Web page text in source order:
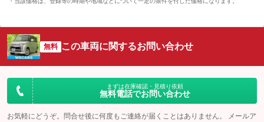
無料 この車両に関するお問い合わせ
まずは在庫確認・見積り依頼
無料電話でお問い合わせ
お気軽にどうぞ。問合せ後に何度もご連絡が届くことはありません。 メールア